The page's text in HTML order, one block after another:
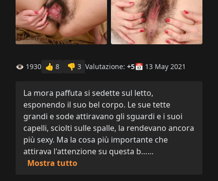
👁 1930 👍 8 👎 3 Valutazione: +5📅 13 May 2021
La mora paffuta si sedette sul letto,
esponendo il suo bel corpo. Le sue tette
grandi e sode attiravano gli sguardi e i suoi
capelli, sciolti sulle spalle, la rendevano ancora
più sexy. Ma la cosa più importante che
attirava l'attenzione su questa b……
Mostra tutto